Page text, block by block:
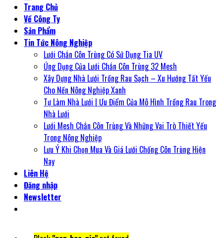
Trang Chủ
Về Công Ty
Sản Phẩm
Tin Tức Nông Nghiệp
Lưới Chắn Côn Trùng Có Sử Dụng Tia UV
Ứng Dụng Của Lưới Chắn Côn Trùng 32 Mesh
Xây Dựng Nhà Lưới Trồng Rau Sạch – Xu Hướng Tất Yếu
Cho Nền Nông Nghiệp Xanh
Tự Làm Nhà Lưới | Ưu Điểm Của Mô Hình Trồng Rau Trong
Nhà Lưới
Lưới Mesh Chắn Côn Trùng Và Những Vai Trò Thiết Yếu
Trong Nông Nghiệp
Lưu Ý Khi Chọn Mua Và Giá Lưới Chống Côn Trùng Hiện
Nay
Liên Hệ
Đăng nhập
Newsletter